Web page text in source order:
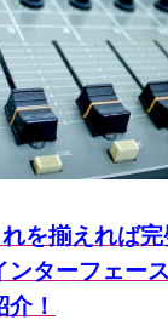
れを揃えれば
ンターフェー
！